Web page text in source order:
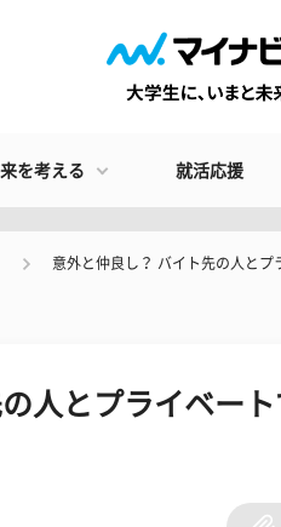
を考える 就活応援
意外と仲良し？ バイト先の人と
人とプライベー